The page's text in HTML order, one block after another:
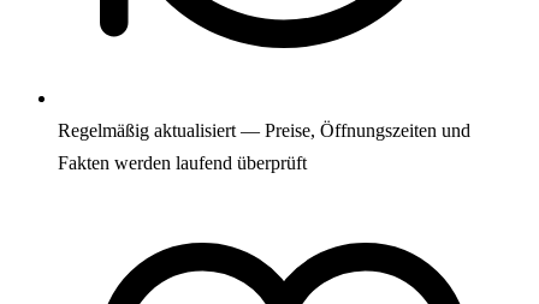
Regelmäßig aktualisiert — Preise, Öffnungszeiten und
Fakten werden laufend überprüft